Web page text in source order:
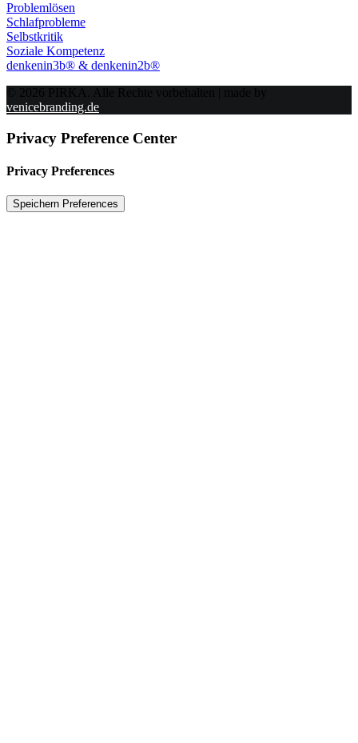
Problemlösen
Schlafprobleme
Selbstkritik
Soziale Kompetenz
denkenin3b® & denkenin2b®
© 2026 PIRKA. Alle Rechte vorbehalten | made by
venicebranding.de
Privacy Preference Center
Privacy Preferences